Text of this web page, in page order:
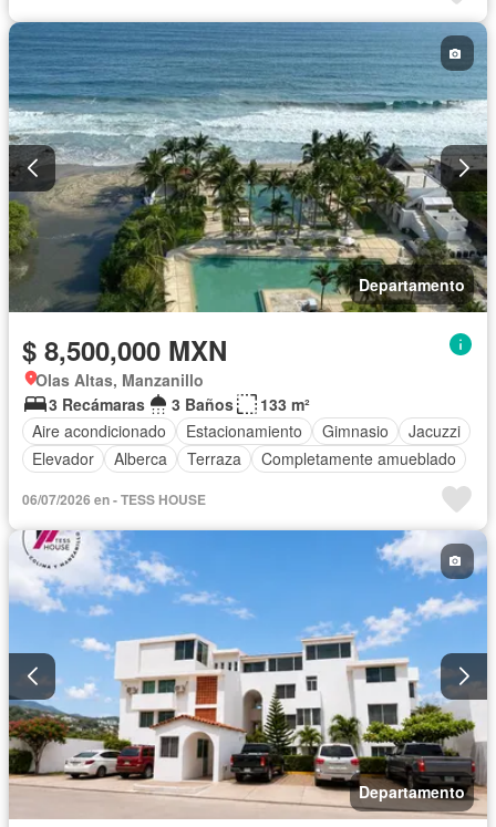
Departamento
$ 8,500,000 MXN
Olas Altas, Manzanillo
3 Recámaras
3 Baños
133 m²
Aire acondicionado
Estacionamiento Gimnasio
Jacuzzi
Elevador
Alberca Terraza Completamente amueblado
06/07/2026 en - TESS HOUSE
Departamento